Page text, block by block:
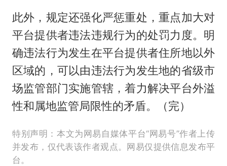
此外，规定还强化严惩重处，重点加大对
平台提供者违法违规行为的处罚力度。明
确违法行为发生在平台提供者住所地以外
区域的，可以由违法行为发生地的省级市
场监管部门实施管辖，着力解决平台外溢
性和属地监管局限性的矛盾。（完）
特别声明：本文为网易自媒体平台“网易号”作者上传
并发布，仅代表该作者观点。网易仅提供信息发布平
台。